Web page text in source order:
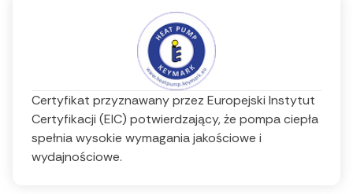
Certyfikat przyznawany przez Europejski Instytut
Certyfikacji (EIC) potwierdzający, że pompa ciepła
spełnia wysokie wymagania jakościowe i
wydajnościowe.